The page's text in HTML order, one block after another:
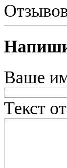
Ваше
Текст